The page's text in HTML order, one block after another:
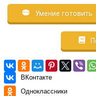
Умение готовить
ВКонтакте
Одноклассники